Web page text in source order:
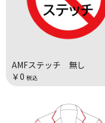
AMFステッチ 無し
￥0 税込